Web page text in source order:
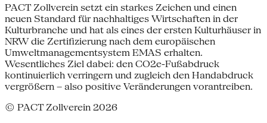
PACT Zollverein setzt ein starkes Zeichen und einen
neuen Standard für nachhaltiges Wirtschaften in der
Kulturbranche und hat als eines der ersten Kulturhäuser in
NRW die Zertifizierung nach dem europäischen
Umweltmanagementsystem EMAS erhalten.
Wesentliches Ziel dabei: den CO2e-Fußabdruck
kontinuierlich verringern und zugleich den Handabdruck
vergrößern – also positive Veränderungen vorantreiben.
© PACT Zollverein 2026